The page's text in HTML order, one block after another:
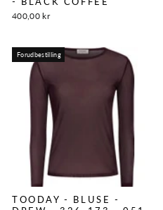
400,00 kr
Forudbestilling
TOODAY - BLUSE -